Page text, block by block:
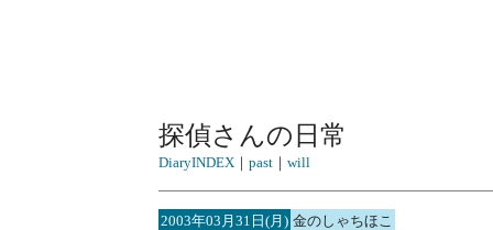
探偵さんの日常
DiaryINDEX ｜ past ｜ will
2003年03月31日(月) 金のしゃちほこ